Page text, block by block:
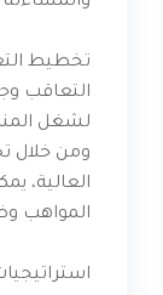
تخطيط
التعاقب
لشغل
ومن خلال
العالية،
المواهب